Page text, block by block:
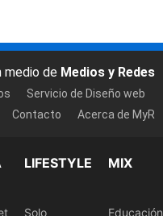
medio de Medios y Redes
Servicio de Diseño web
Contacto
Acerca de MyR
LIFESTYLE
Solo
MIX
Educación